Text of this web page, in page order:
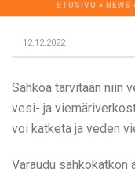
ETUSIVU » NEWS
12.12.2022
Sähköä tarvitaan niin
vesi- ja
voi katketa ja veden
Varaudu sähkökatkon